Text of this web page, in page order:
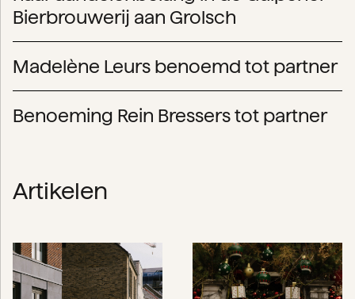
Bierbrouwerij aan Grolsch
Madelène Leurs benoemd tot partner
Benoeming Rein Bressers tot partner
Artikelen